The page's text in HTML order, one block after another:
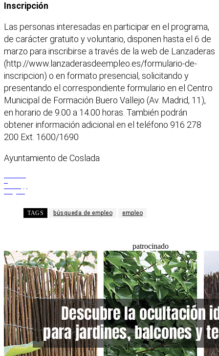
Inscripción
Las personas interesadas en participar en el programa,
de carácter gratuito y voluntario, disponen hasta el 6 de
marzo para inscribirse a través de la web de Lanzaderas
(http://www.lanzaderasdeempleo.es/formulario-de-
inscripcion) o en formato presencial, solicitando y
presentando el correspondiente formulario en el Centro
Municipal de Formación Buero Vallejo (Av. Madrid, 11),
en horario de 9.00 a 14.00 horas. También podrán
obtener información adicional en el teléfono 916 278
200 Ext. 1600/1690
Ayuntamiento de Coslada
TAGS búsqueda de empleo empleo
patrocinado